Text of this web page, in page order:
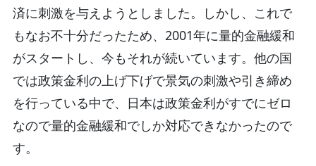
済に刺激を与えようとしました。しかし、これで
もなお不十分だったため、2001年に量的金融緩和
がスタートし、今もそれが続いています。他の国
では政策金利の上げ下げで景気の刺激や引き締め
を行っている中で、日本は政策金利がすでにゼロ
なので量的金融緩和でしか対応できなかったので
す。